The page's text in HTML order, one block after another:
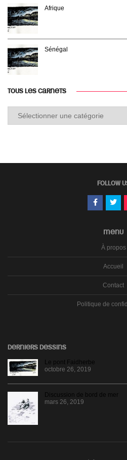
Afrique
Sénégal
TOUS LES CARNETS
FOLLOW
MENU
À propos
Accueil
Contact
Politique de
DERNIERS DESSINS
Le pont Faidherbe
octobre 26, 2019
Discussion de bord de mer
mars 26, 2019